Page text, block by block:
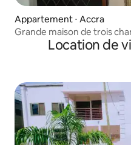
Appartement ⋅ Accra
Grande maison de trois
Location de